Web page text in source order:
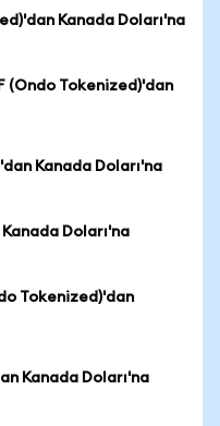
Kanada Doları'na
(Ondo Tokenized)'dan
Kanada Doları'na
Doları'na
Tokenized)'dan
Kanada Doları'na